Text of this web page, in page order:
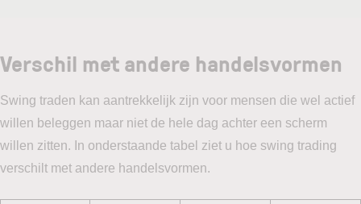
Verschil met andere handelsvormen
Swing traden kan aantrekkelijk zijn voor mensen die wel actief
willen beleggen maar niet de hele dag achter een scherm
willen zitten. In onderstaande tabel ziet u hoe swing trading
verschilt met andere handelsvormen.